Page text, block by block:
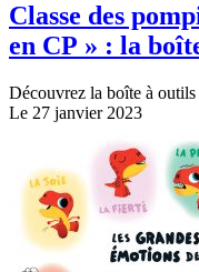
Classe des
en CP » : la
Découvrez la boîte à
Le 27 janvier 2023